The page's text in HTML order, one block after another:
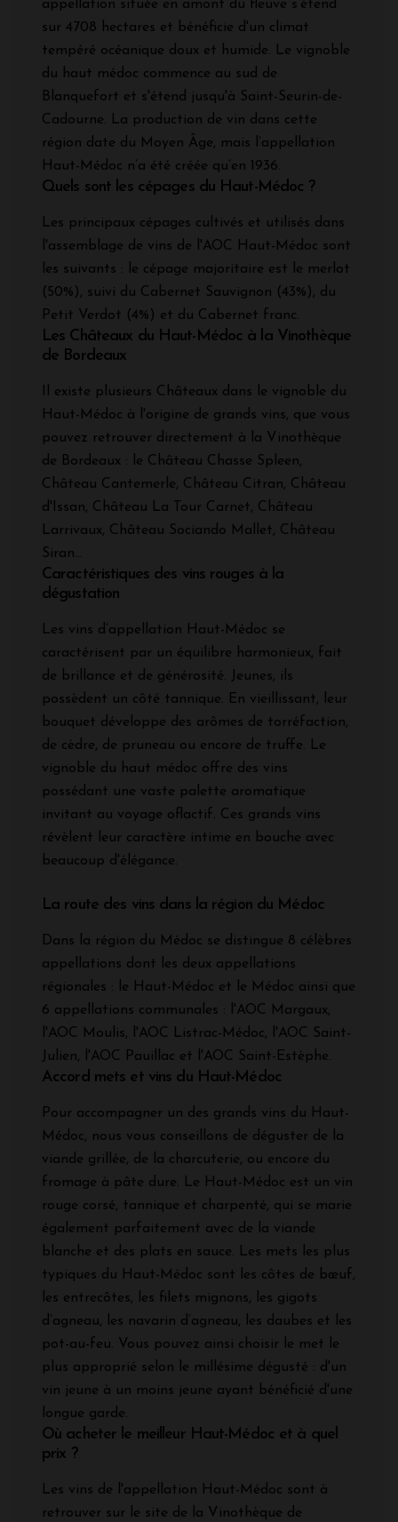
appellation située en amont du fleuve s’étend
sur 4708 hectares et bénéficie d'un climat
tempéré océanique doux et humide. Le vignoble
du haut médoc commence au sud de
Blanquefort et s'étend jusqu'à Saint-Seurin-de-
Cadourne. La production de vin dans cette
région date du Moyen Âge, mais l’appellation
Haut-Médoc n’a été créée qu’en 1936.
Quels sont les cépages du Haut-Médoc ?
Les principaux cépages cultivés et utilisés dans
l'assemblage de vins de l'AOC Haut-Médoc sont
les suivants : le cépage majoritaire est le merlot
(50%), suivi du Cabernet Sauvignon (43%), du
Petit Verdot (4%) et du Cabernet franc.
Les Châteaux du Haut-Médoc à la Vinothèque
de Bordeaux
Il existe plusieurs Châteaux dans le vignoble du
Haut-Médoc à l'origine de grands vins, que vous
pouvez retrouver directement à la Vinothèque
de Bordeaux : le Château Chasse Spleen,
Château Cantemerle, Château Citran, Château
d'Issan, Château La Tour Carnet, Château
Larrivaux, Château Sociando Mallet, Château
Siran...
Caractéristiques des vins rouges à la
dégustation
Les vins d’appellation Haut-Médoc se
caractérisent par un équilibre harmonieux, fait
de brillance et de générosité. Jeunes, ils
possèdent un côté tannique. En vieillissant, leur
bouquet développe des arômes de torréfaction,
de cèdre, de pruneau ou encore de truffe. Le
vignoble du haut médoc offre des vins
possédant une vaste palette aromatique
invitant au voyage oflactif. Ces grands vins
révèlent leur caractère intime en bouche avec
beaucoup d'élégance.
La route des vins dans la région du Médoc
Dans la région du Médoc se distingue 8 célèbres
appellations dont les deux appellations
régionales : le Haut-Médoc et le Médoc ainsi que
6 appellations communales : l'AOC Margaux,
l'AOC Moulis, l'AOC Listrac-Médoc, l'AOC Saint-
Julien, l'AOC Pauillac et l'AOC Saint-Estèphe.
Accord mets et vins du Haut-Médoc
Pour accompagner un des grands vins du Haut-
Médoc, nous vous conseillons de déguster de la
viande grillée, de la charcuterie, ou encore du
fromage à pâte dure. Le Haut-Médoc est un vin
rouge corsé, tannique et charpenté, qui se marie
également parfaitement avec de la viande
blanche et des plats en sauce. Les mets les plus
typiques du Haut-Médoc sont les côtes de bœuf,
les entrecôtes, les filets mignons, les gigots
d’agneau, les navarin d’agneau, les daubes et les
pot-au-feu. Vous pouvez ainsi choisir le met le
plus approprié selon le millésime dégusté : d'un
vin jeune à un moins jeune ayant bénéficié d'une
longue garde.
Où acheter le meilleur Haut-Médoc et à quel
prix ?
Les vins de l'appellation Haut-Médoc sont à
retrouver sur le site de la Vinothèque de